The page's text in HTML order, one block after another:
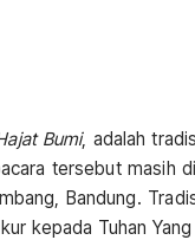
Bumi, adalah
tersebut masih
Bandung.
kepada Tuhan